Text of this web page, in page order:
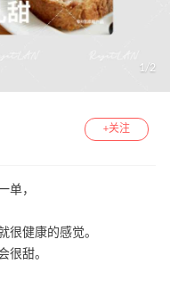
1/2
+关注
单，
很健康的感觉。
很甜。